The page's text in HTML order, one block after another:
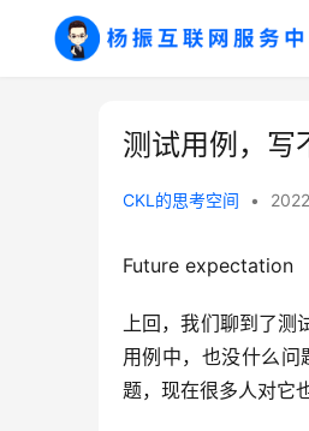
测试用例，写
CKL的思考空间 •
Future expectation
上回，我们聊到了测
用例中，也没什么
题，现在很多人对它